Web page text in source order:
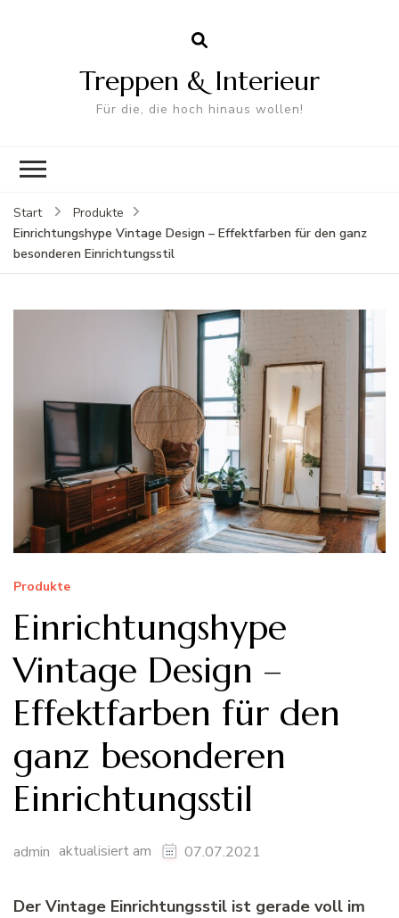
Treppen & Interieur
Für die, die hoch hinaus wollen!
Start
Produkte
Einrichtungshype Vintage Design – Effektfarben für den ganz
besonderen Einrichtungsstil
Produkte
Einrichtungshype
Vintage Design –
Effektfarben für den
ganz besonderen
Einrichtungsstil
admin aktualisiert am 07.07.2021
Der Vintage Einrichtungsstil ist gerade voll im